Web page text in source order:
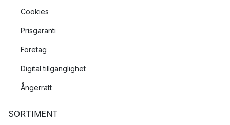
Cookies
Prisgaranti
Företag
Digital tillgänglighet
Ångerrätt
SORTIMENT